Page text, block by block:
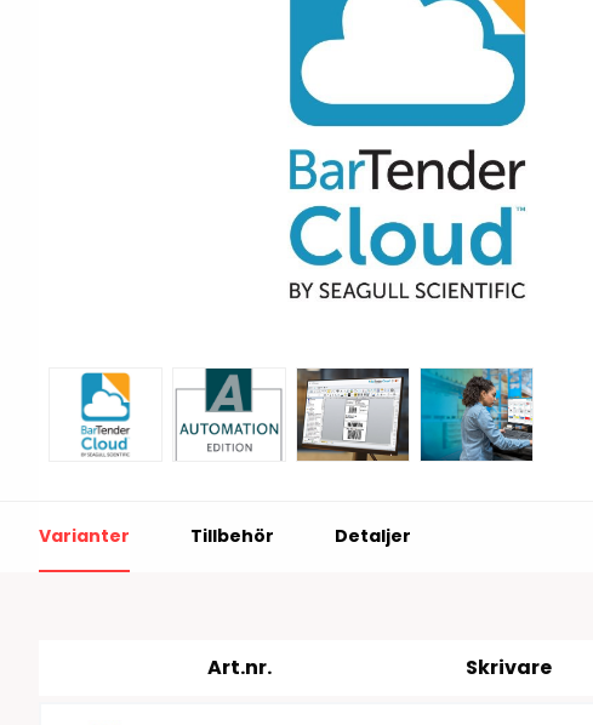
Etiketthållare och tillbehör
bläckstråleskrivare
Varningsetiketter
RFID Handdatorer
RFID Skrivare
RFID antenner
Batteridrivna
arbetsstationer
PC-serien
Varianter Tillbehör Detaljer
Art.nr. Skrivare